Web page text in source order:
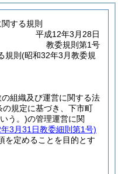
する規則
平成12年3月28日
教委規則第1号
規則(昭和32年3月教委規
組織及び運営に関する法
の規定に基づき、下市町
う。)の管理運営に関
3月31日教委細則第1号)
を定めることを目的とす